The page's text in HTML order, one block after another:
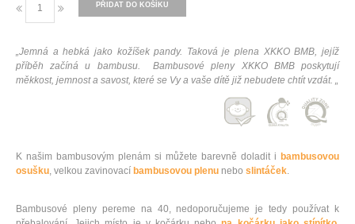
PŘIDAT DO KOŠÍKU
„Jemná a hebká jako kožíšek pandy. Taková je plena XKKO BMB, jejíž
příběh začíná u bambusu. Bambusové pleny XKKO BMB poskytují
měkkost, jemnost a savost, které se Vy a vaše dítě již nebudete chtít vzdát. „
K našim bambusovým plenám si můžete barevně doladit i bambusovou
osušku, velkou zavinovací bambusovou plenu nebo slintáček.
Bambusové pleny pereme na 40, nedoporučujeme je tedy používat k